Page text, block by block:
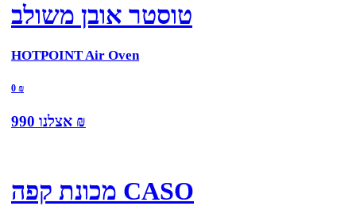
טוסטר אובן משולב
HOTPOINT Air Oven
0 ₪
אצלנו 990 ₪
מכונת קפה CASO